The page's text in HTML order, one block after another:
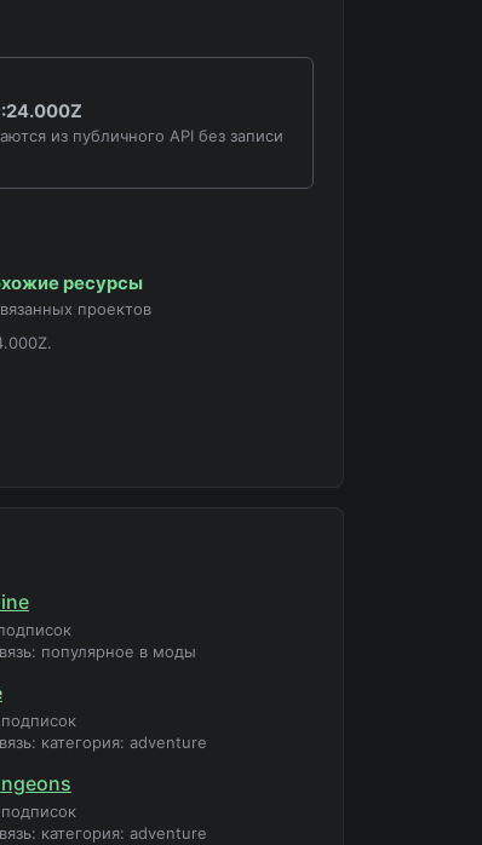
из публичного API без записи
ресурсы
проектов
популярное в моды
категория: adventure
категория: adventure